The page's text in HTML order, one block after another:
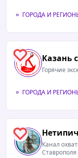
ГОРОДА И
0 Казань
Горячие
ГОРОДА И
3
Канал
Ставрополя